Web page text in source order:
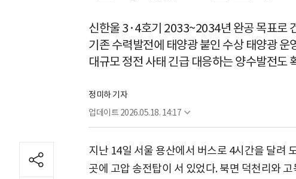
신한울 3·4호기 2033~2034년 완공 목표로
기존 수력발전에 태양광 붙인 수상 태양광 운
대규모 정전 사태 긴급 대응하는 양수발전도
정미하 기자
업데이트 2026.05.18. 14:17
지난 14일 서울 용산에서 버스로 4시간을 달려
곳에 고압 송전탑이 서 있었다. 북면 덕천리와